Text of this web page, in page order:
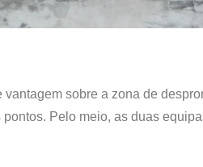
sobre a zona de
Pelo meio, as duas